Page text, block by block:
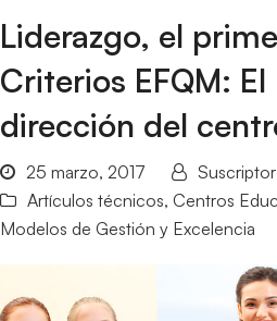
Liderazgo, el
Criterios EFQM:
dirección del
25 marzo, 2017
Suscriptor
Artículos técnicos, Centros
Modelos de Gestión y Excelencia